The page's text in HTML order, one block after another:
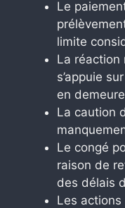
Le
limite
La réaction
s’appuie
en
La caution
Le congé
raison de
des délais
Les